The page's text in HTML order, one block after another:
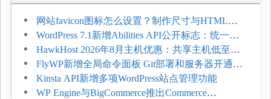
网站favicon图标怎么设置？制作尺寸与HTML添
加方法
WordPress 7.1新增Abilities API公开标志：统一支
持REST API、MCP与AI代理
HawkHost 2026年8月主机优惠：共享主机低至
$2.61/月，高性能主机同步折扣
FlyWP新增全局命令面板 Git部署和服务器开通更
方便
Kinsta API新增多项WordPress站点管理功能
WP Engine与BigCommerce推出Commerce